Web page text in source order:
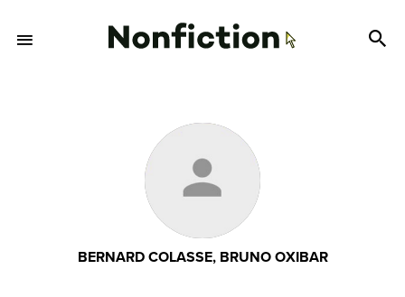
BERNARD COLASSE, BRUNO OXIBAR